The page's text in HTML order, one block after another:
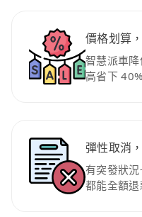
價格划算
智慧派車
高省下
彈性取消
有突發狀
都能全額退